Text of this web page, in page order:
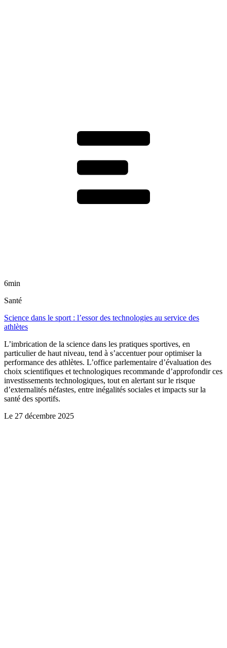
6min
Santé
Science dans le sport : l’essor des technologies au service des
athlètes
L’imbrication de la science dans les pratiques sportives, en
particulier de haut niveau, tend à s’accentuer pour optimiser la
performance des athlètes. L’office parlementaire d’évaluation des
choix scientifiques et technologiques recommande d’approfondir ces
investissements technologiques, tout en alertant sur le risque
d’externalités néfastes, entre inégalités sociales et impacts sur la
santé des sportifs.
Le 27 décembre 2025